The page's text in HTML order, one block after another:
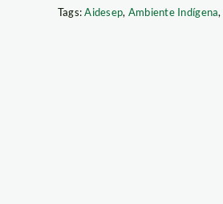
Tags:Aidesep, Ambiente Indígena,